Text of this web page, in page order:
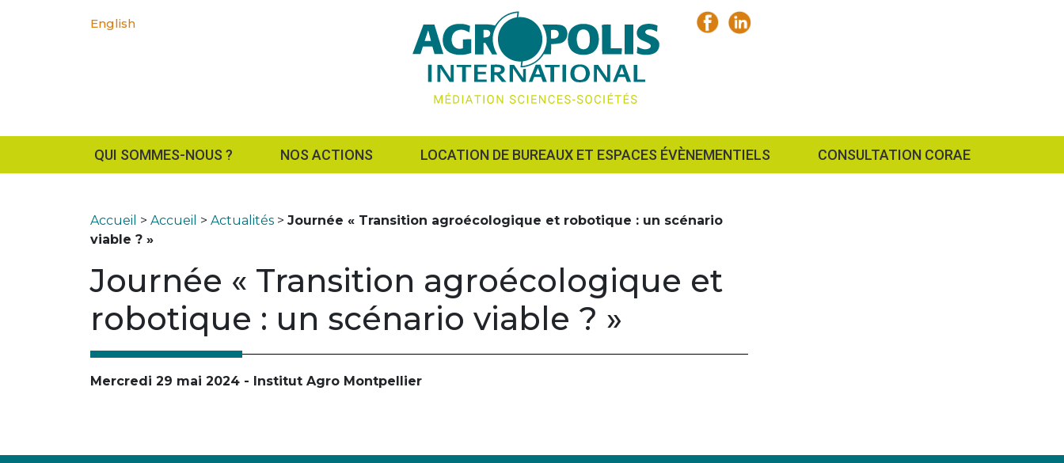
English
QUI SOMMES-NOUS ? NOS ACTIONS LOCATION DE BUREAUX ET ESPACES ÉVÈNEMENTIELS CONSULTATION CORAE
Accueil > Accueil > Actualités > Journée « Transition agroécologique et robotique : un scénario
viable ? »
Journée « Transition agroécologique et
robotique : un scénario viable ? »
Mercredi 29 mai 2024 - Institut Agro Montpellier